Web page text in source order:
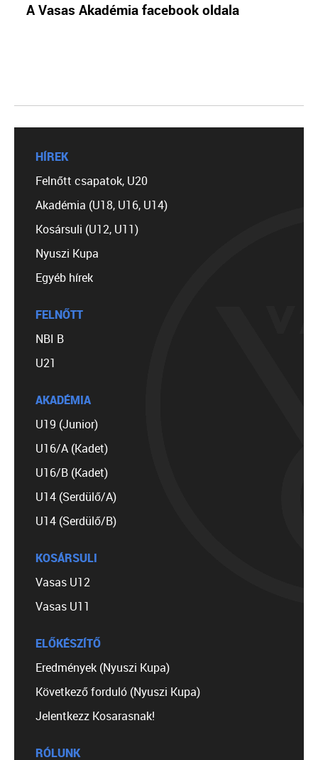
A Vasas Akadémia facebook oldala
HÍREK
Felnőtt csapatok, U20
Akadémia (U18, U16, U14)
Kosársuli (U12, U11)
Nyuszi Kupa
Egyéb hírek
FELNŐTT
NBI B
U21
AKADÉMIA
U19 (Junior)
U16/A (Kadet)
U16/B (Kadet)
U14 (Serdülő/A)
U14 (Serdülő/B)
KOSÁRSULI
Vasas U12
Vasas U11
ELŐKÉSZÍTŐ
Eredmények (Nyuszi Kupa)
Következő forduló (Nyuszi Kupa)
Jelentkezz Kosarasnak!
RÓLUNK